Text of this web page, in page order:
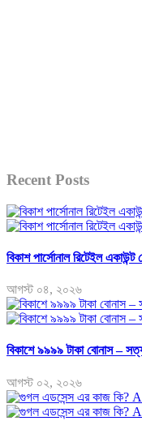
Recent Posts
বিকাশ পার্সোনাল রিটেইল একাউন্ট
আগস্ট ০৪, ২০২৬
বিকাশে ৯৯৯৯ টাকা বোনাস –
আগস্ট ০২, ২০২৬